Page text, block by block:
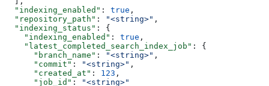
  "indexing_enabled"
: true ,
  "repository_path"
: "<string>" ,
  "indexing_status"
: {
    "indexing_enabled"
: true ,
    "latest_completed_search_index_job"
: {
      "branch_name"
: "<string>" ,
      "commit"
: "<string>" ,
      "created_at"
: 123 ,
      "job_id"
:
"<string>"